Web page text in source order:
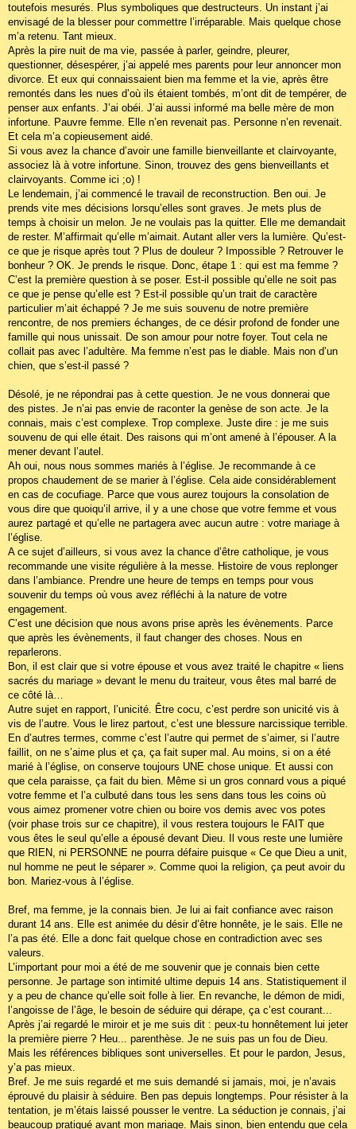
toutefois mesurés. Plus symboliques que destructeurs. Un instant j’ai
envisagé de la blesser pour commettre l’irréparable. Mais quelque chose
m’a retenu. Tant mieux.
Après la pire nuit de ma vie, passée à parler, geindre, pleurer,
questionner, désespérer, j’ai appelé mes parents pour leur annoncer mon
divorce. Et eux qui connaissaient bien ma femme et la vie, après être
remontés dans les nues d’où ils étaient tombés, m’ont dit de tempérer, de
penser aux enfants. J’ai obéi. J’ai aussi informé ma belle mère de mon
infortune. Pauvre femme. Elle n’en revenait pas. Personne n’en revenait.
Et cela m’a copieusement aidé.
Si vous avez la chance d’avoir une famille bienveillante et clairvoyante,
associez là à votre infortune. Sinon, trouvez des gens bienveillants et
clairvoyants. Comme ici ;o) !
Le lendemain, j’ai commencé le travail de reconstruction. Ben oui. Je
prends vite mes décisions lorsqu’elles sont graves. Je mets plus de
temps à choisir un melon. Je ne voulais pas la quitter. Elle me demandait
de rester. M’affirmait qu’elle m’aimait. Autant aller vers la lumière. Qu’est-
ce que je risque après tout ? Plus de douleur ? Impossible ? Retrouver le
bonheur ? OK. Je prends le risque. Donc, étape 1 : qui est ma femme ?
C’est la première question à se poser. Est-il possible qu’elle ne soit pas
ce que je pense qu’elle est ? Est-il possible qu’un trait de caractère
particulier m’ait échappé ? Je me suis souvenu de notre première
rencontre, de nos premiers échanges, de ce désir profond de fonder une
famille qui nous unissait. De son amour pour notre foyer. Tout cela ne
collait pas avec l’adultère. Ma femme n’est pas le diable. Mais non d’un
chien, que s’est-il passé ?
Désolé, je ne répondrai pas à cette question. Je ne vous donnerai que
des pistes. Je n’ai pas envie de raconter la genèse de son acte. Je la
connais, mais c’est complexe. Trop complexe. Juste dire : je me suis
souvenu de qui elle était. Des raisons qui m’ont amené à l’épouser. A la
mener devant l’autel.
Ah oui, nous nous sommes mariés à l’église. Je recommande à ce
propos chaudement de se marier à l’église. Cela aide considérablement
en cas de cocufiage. Parce que vous aurez toujours la consolation de
vous dire que quoiqu’il arrive, il y a une chose que votre femme et vous
aurez partagé et qu’elle ne partagera avec aucun autre : votre mariage à
l’église.
A ce sujet d’ailleurs, si vous avez la chance d’être catholique, je vous
recommande une visite régulière à la messe. Histoire de vous replonger
dans l’ambiance. Prendre une heure de temps en temps pour vous
souvenir du temps où vous avez réfléchi à la nature de votre
engagement.
C’est une décision que nous avons prise après les évènements. Parce
que après les évènements, il faut changer des choses. Nous en
reparlerons.
Bon, il est clair que si votre épouse et vous avez traité le chapitre « liens
sacrés du mariage » devant le menu du traiteur, vous êtes mal barré de
ce côté là…
Autre sujet en rapport, l’unicité. Être cocu, c’est perdre son unicité vis à
vis de l’autre. Vous le lirez partout, c’est une blessure narcissique terrible.
En d’autres termes, comme c’est l’autre qui permet de s’aimer, si l’autre
faillit, on ne s’aime plus et ça, ça fait super mal. Au moins, si on a été
marié à l’église, on conserve toujours UNE chose unique. Et aussi con
que cela paraisse, ça fait du bien. Même si un gros connard vous a piqué
votre femme et l’a culbuté dans tous les sens dans tous les coins où
vous aimez promener votre chien ou boire vos demis avec vos potes
(voir phase trois sur ce chapitre), il vous restera toujours le FAIT que
vous êtes le seul qu’elle a épousé devant Dieu. Il vous reste une lumière
que RIEN, ni PERSONNE ne pourra défaire puisque « Ce que Dieu a unit,
nul homme ne peut le séparer ». Comme quoi la religion, ça peut avoir du
bon. Mariez-vous à l’église.
Bref, ma femme, je la connais bien. Je lui ai fait confiance avec raison
durant 14 ans. Elle est animée du désir d’être honnête, je le sais. Elle ne
l’a pas été. Elle a donc fait quelque chose en contradiction avec ses
valeurs.
L’important pour moi a été de me souvenir que je connais bien cette
personne. Je partage son intimité ultime depuis 14 ans. Statistiquement il
y a peu de chance qu’elle soit folle à lier. En revanche, le démon de midi,
l’angoisse de l’âge, le besoin de séduire qui dérape, ça c’est courant...
Après j’ai regardé le miroir et je me suis dit : peux-tu honnêtement lui jeter
la première pierre ? Heu... parenthèse. Je ne suis pas un fou de Dieu.
Mais les références bibliques sont universelles. Et pour le pardon, Jesus,
y’a pas mieux.
Bref. Je me suis regardé et me suis demandé si jamais, moi, je n’avais
éprouvé du plaisir à séduire. Ben pas depuis longtemps. Pour résister à la
tentation, je m’étais laissé pousser le ventre. La séduction je connais, j’ai
beaucoup pratiqué avant mon mariage. Mais sinon, bien entendu que cela